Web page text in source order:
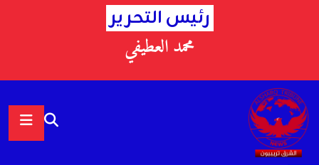
رئيس التحرير
محمد العطيفي